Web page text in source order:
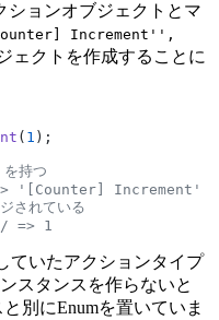
ションオブジェクトとマ
Increment'',
ェクトを作成することに
( 1 );
持つ
'[Counter] Increment'
されている
=> 1
ていたアクションタイプ
スタンスを作らないと
別にEnumを置いていま